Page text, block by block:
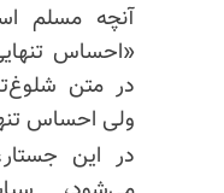
آنچه مسلم
«احساس
در متن
ولی احساس
در این